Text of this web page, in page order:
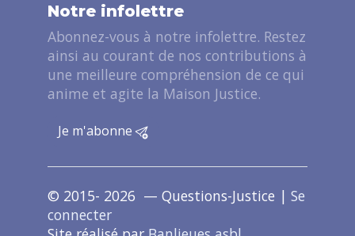
Notre infolettre
Abonnez-vous à notre infolettre. Restez
ainsi au courant de nos contributions à
une meilleure compréhension de ce qui
anime et agite la Maison Justice.
Je m'abonne
© 2015- 2026 — Questions-Justice | Se
connecter